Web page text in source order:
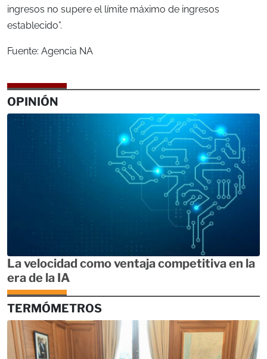
ingresos no supere el límite máximo de ingresos
establecido”.
Fuente: Agencia NA
OPINIÓN
La velocidad como ventaja competitiva en la
era de la IA
TERMÓMETROS